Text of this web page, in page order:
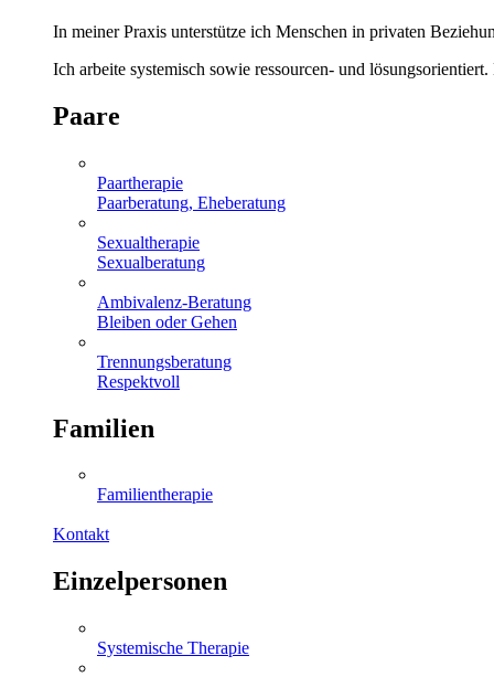
In meiner Praxis unterstütze ich Menschen in privaten
Ich arbeite systemisch sowie ressourcen- und
Paare
Paartherapie
Paarberatung, Eheberatung
Sexualtherapie
Sexualberatung
Ambivalenz-Beratung
Bleiben oder Gehen
Trennungsberatung
Respektvoll
Familien
Familientherapie
Kontakt
Einzelpersonen
Systemische Therapie